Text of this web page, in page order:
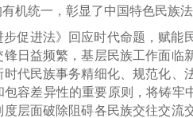
机统一，彰显了中国特色民族
促进法》回应时代命题，赋
日益频繁，基层民族工作面临
代民族事务精细化、规范化、
容差异性的重要原则，将铸牢
层面破除阻碍各民族交往交